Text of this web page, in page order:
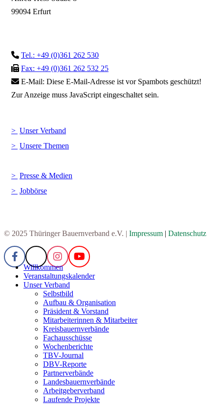
99094 Erfurt
Tel.: +49 (0)361 262 530
Fax: +49 (0)361 262 532 25
E-Mail: Diese E-Mail-Adresse ist vor Spambots geschützt!
Zur Anzeige muss JavaScript eingeschaltet sein.
Unser Verband
Unsere Themen
Presse & Medien
Jobbörse
© 2025 Thüringer Bauernverband e.V. | Impressum | Datenschutz
Willkommen
Veranstaltungskalender
Unser Verband
Selbstbild
Aufbau & Organisation
Präsident & Vorstand
Mitarbeiterinnen & Mitarbeiter
Kreisbauernverbände
Fachausschüsse
Wochenberichte
TBV-Journal
DBV-Reporte
Partnerverbände
Landesbauernverbände
Arbeitgeberverband
Laufende Projekte